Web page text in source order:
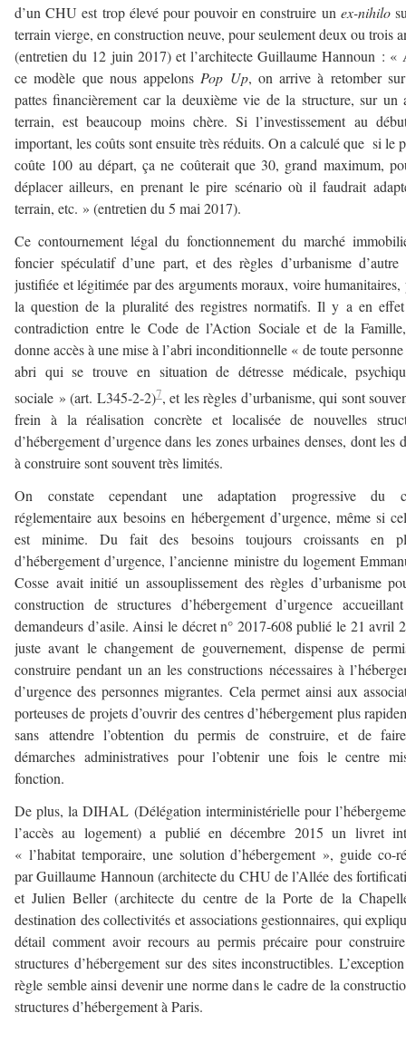
d’un CHU est trop élevé pour pouvoir en construire un ex-nihilo
terrain vierge, en construction neuve, pour seulement deux ou trois
(entretien du 12 juin 2017) et l’architecte Guillaume Hannoun : «
ce modèle que nous appelons Pop Up, on arrive à retomber
pattes financièrement car la deuxième vie de la structure, sur un
terrain, est beaucoup moins chère. Si l’investissement au
important, les coûts sont ensuite très réduits. On a calculé que si le
coûte 100 au départ, ça ne coûterait que 30, grand maximum,
déplacer ailleurs, en prenant le pire scénario où il faudrait
terrain, etc. » (entretien du 5 mai 2017).
Ce contournement légal du fonctionnement du marché
foncier spéculatif d’une part, et des règles d’urbanisme d’autre
justifiée et légitimée par des arguments moraux, voire humanitaires,
la question de la pluralité des registres normatifs. Il y a en
contradiction entre le Code de l’Action Sociale et de la
donne accès à une mise à l’abri inconditionnelle « de toute personne
abri qui se trouve en situation de détresse médicale,
sociale » (art. L345-2-2)7, et les règles d’urbanisme, qui sont
frein à la réalisation concrète et localisée de nouvelles
d’hébergement d’urgence dans les zones urbaines denses, dont les
à construire sont souvent très limités.
On constate cependant une adaptation progressive du
réglementaire aux besoins en hébergement d’urgence, même si
est minime. Du fait des besoins toujours croissants en
d’hébergement d’urgence, l’ancienne ministre du logement
Cosse avait initié un assouplissement des règles d’urbanisme
construction de structures d’hébergement d’urgence
demandeurs d’asile. Ainsi le décret n° 2017-608 publié le 21 avril
juste avant le changement de gouvernement, dispense de
construire pendant un an les constructions nécessaires à
d’urgence des personnes migrantes. Cela permet ainsi aux
porteuses de projets d’ouvrir des centres d’hébergement plus
sans attendre l’obtention du permis de construire, et de
démarches administratives pour l’obtenir une fois le centre
fonction.
De plus, la DIHAL (Délégation interministérielle pour
l’accès au logement) a publié en décembre 2015 un livret
« l’habitat temporaire, une solution d’hébergement », guide co-
par Guillaume Hannoun (architecte du CHU de l’Allée des
et Julien Beller (architecte du centre de la Porte de la
destination des collectivités et associations gestionnaires, qui
détail comment avoir recours au permis précaire pour
structures d’hébergement sur des sites inconstructibles.
règle semble ainsi devenir une norme dans le cadre de la
structures d’hébergement à Paris.